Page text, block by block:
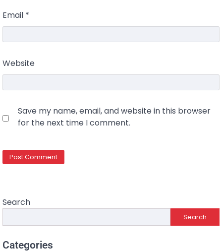
Email *
Website
Save my name, email, and website in this browser
for the next time I comment.
Search
Search
Categories